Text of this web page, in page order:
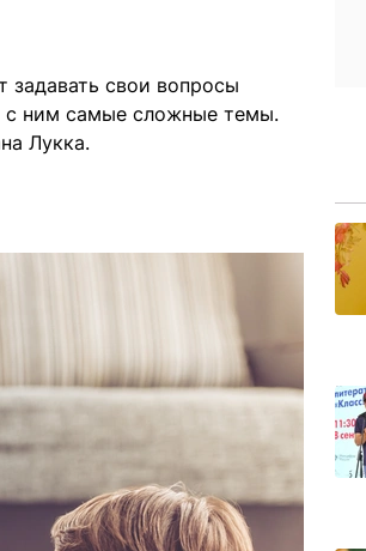
задавать свои вопросы
с ним самые сложные темы.
Лукка.